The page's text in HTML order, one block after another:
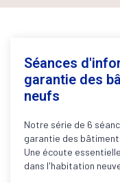
Séances
garantie des
neufs
Notre série de 6
garantie des
Une écoute
dans l'habitation